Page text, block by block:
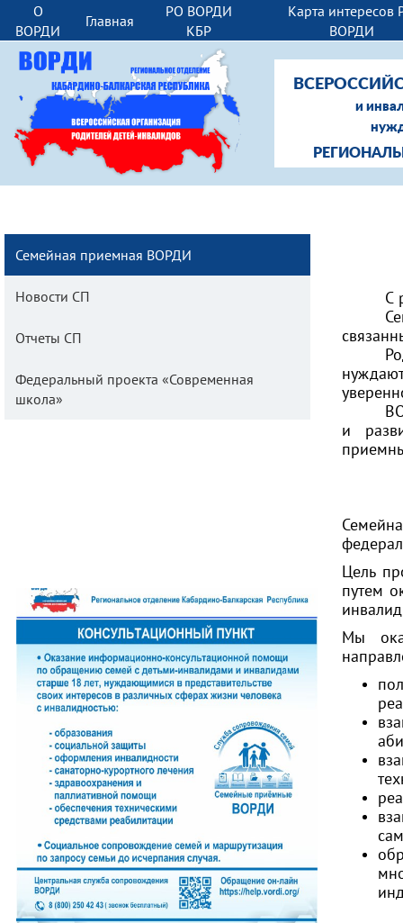
О
ВОРДИ
Главная
РО ВОРДИ
КБР
Карта интересов
ВОРДИ
и
С
и
Цель
путем
Мы
Семейная приемная ВОРДИ
Новости СП
Отчеты СП
Федеральный проекта «Современная
школа»